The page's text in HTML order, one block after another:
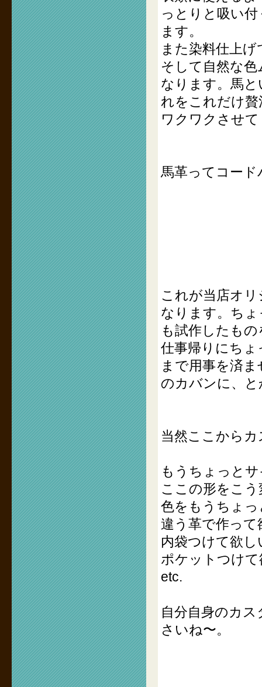
っとりと吸い
ます。
また染料仕上
そして自然な
なります。馬
れをこれだけ
ワクワクさせ
馬革ってコー
これが当店オ
なります。ち
も試作したも
仕事帰りにち
まで用事を済
のカバンに、
当然ここから
もうちょっと
ここの形をこ
色をもうちょ
違う革で作って
内袋つけて欲し
ポケットつけ
etc.
自分自身のカ
さいね〜。